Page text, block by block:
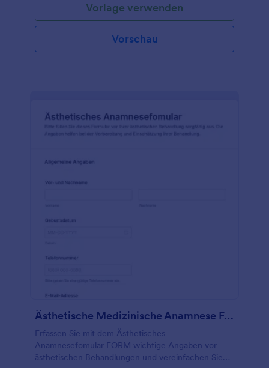
Vorlage verwenden
Vorschau
Ästhetische Medizinische Anamnese Fragebogen
Erfassen Sie mit dem Ästhetisches
Anamnesefomular FORM wichtige Angaben vor
ästhetischen Behandlungen und vereinfachen Sie